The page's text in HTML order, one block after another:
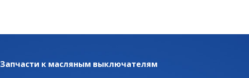
Запчасти к масляным выключателям